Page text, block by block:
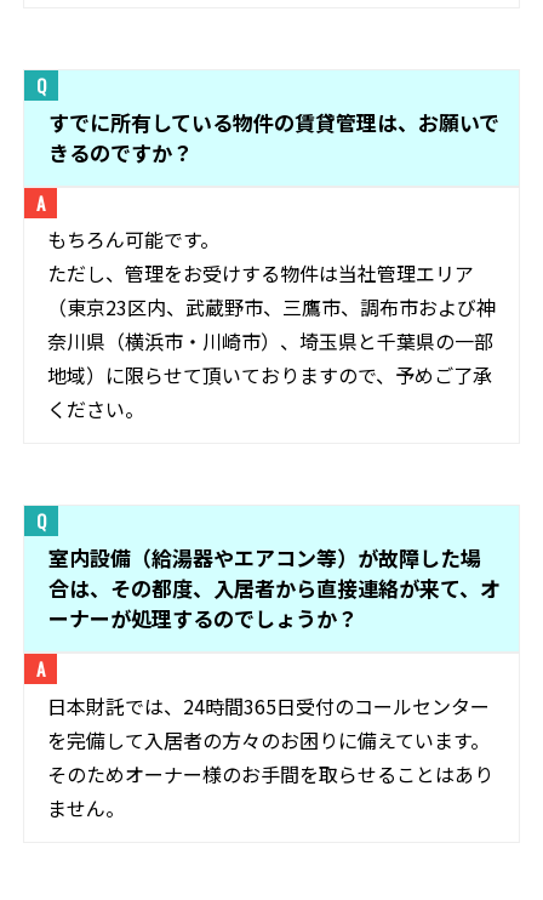
すでに所有している物件の賃貸管理は、お願いで
きるのですか？
もちろん可能です。
ただし、管理をお受けする物件は当社管理エリア
（東京23区内、武蔵野市、三鷹市、調布市および神
奈川県（横浜市・川崎市）、埼玉県と千葉県の一部
地域）に限らせて頂いておりますので、予めご了承
ください。
室内設備（給湯器やエアコン等）が故障した場
合は、その都度、入居者から直接連絡が来て、オ
ーナーが処理するのでしょうか？
日本財託では、24時間365日受付のコールセンター
を完備して入居者の方々のお困りに備えています。
そのためオーナー様のお手間を取らせることはあり
ません。